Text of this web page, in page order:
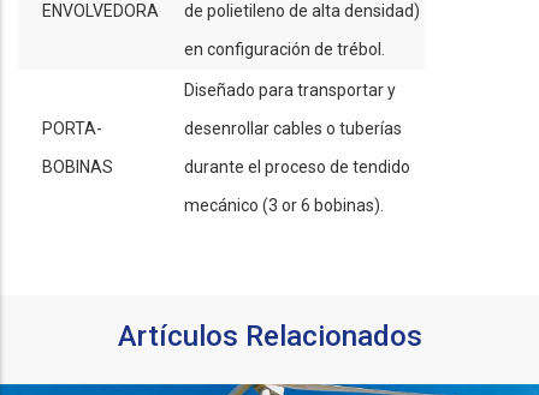
ENVOLVEDORA
de polietileno de alta densidad)
en configuración de trébol.
PORTA-
BOBINAS
Diseñado para transportar y
desenrollar cables o tuberías
durante el proceso de tendido
mecánico (3 or 6 bobinas).
Artículos Relacionados